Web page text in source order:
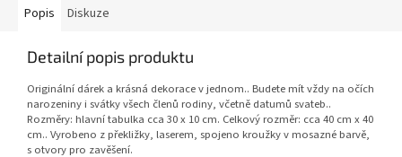
Popis Diskuze
Detailní popis produktu
Originální dárek a krásná dekorace v jednom.. Budete mít vždy na očích
narozeniny i svátky všech členů rodiny, včetně datumů svateb..
Rozměry: hlavní tabulka cca 30 x 10 cm. Celkový rozměr: cca 40 cm x 40
cm.. Vyrobeno z překližky, laserem, spojeno kroužky v mosazné barvě,
s otvory pro zavěšení.